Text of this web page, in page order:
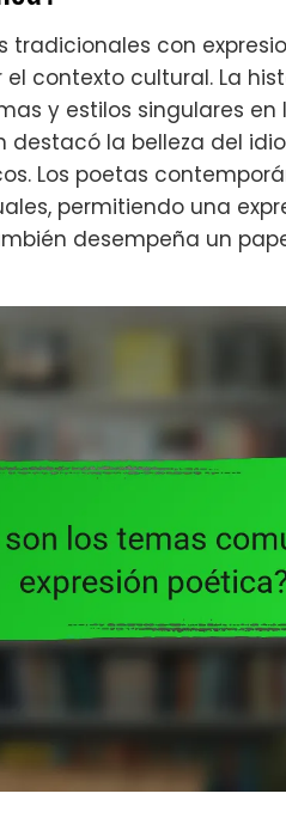
tradicionales con
contexto cultural. La
y estilos singulares en
destacó la belleza del
Los poetas
permitiendo una
desempeña un